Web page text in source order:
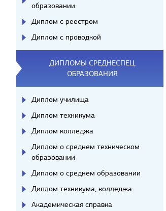
образовании
Диплом с реестром
Диплом с проводкой
ДИПЛОМЫ СРЕДНЕСПЕЦ.
ОБРАЗОВАНИЯ
Диплом училища
Диплом техникума
Диплом колледжа
Диплом о среднем техническом
образовании
Диплом о среднем образовании
Диплом техникума, колледжа
Академическая справка